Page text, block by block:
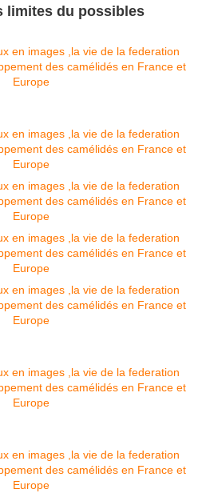
limites du possibles